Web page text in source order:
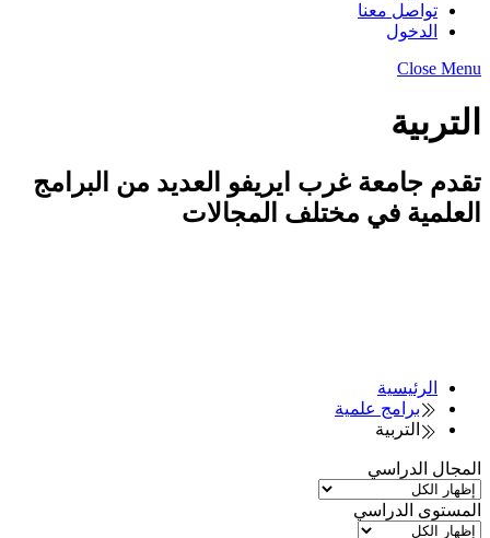
تواصل معنا
الدخول
Close Menu
التربية
تقدم جامعة غرب ايريفو العديد من البرامج
العلمية في مختلف المجالات
الرئيسية
برامج علمية
التربية
المجال الدراسي
المستوى الدراسي